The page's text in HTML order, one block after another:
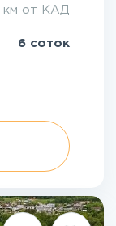
км от КАД
6 соток